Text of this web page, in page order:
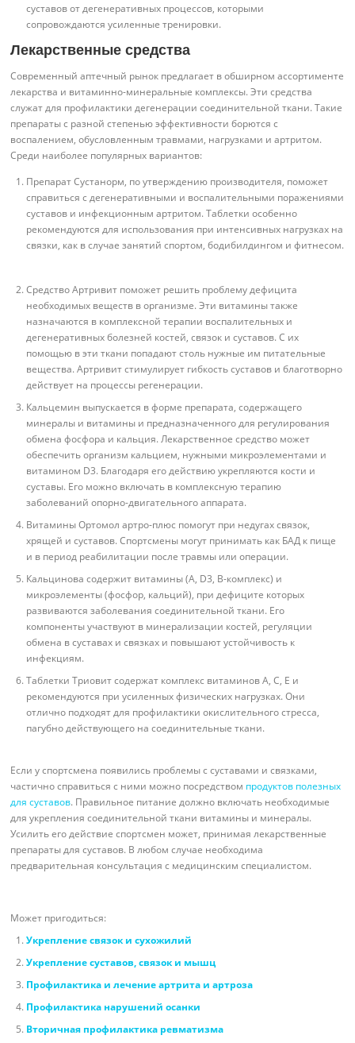
суставов от дегенеративных процессов, которыми
сопровождаются усиленные тренировки.
Лекарственные средства
Современный аптечный рынок предлагает в обширном ассортименте
лекарства и витаминно-минеральные комплексы. Эти средства
служат для профилактики дегенерации соединительной ткани. Такие
препараты с разной степенью эффективности борются с
воспалением, обусловленным травмами, нагрузками и артритом.
Среди наиболее популярных вариантов:
Препарат Сустанорм, по утверждению производителя, поможет
справиться с дегенеративными и воспалительными поражениями
суставов и инфекционным артритом. Таблетки особенно
рекомендуются для использования при интенсивных нагрузках на
связки, как в случае занятий спортом, бодибилдингом и фитнесом.
Средство Артривит поможет решить проблему дефицита
необходимых веществ в организме. Эти витамины также
назначаются в комплексной терапии воспалительных и
дегенеративных болезней костей, связок и суставов. С их
помощью в эти ткани попадают столь нужные им питательные
вещества. Артривит стимулирует гибкость суставов и благотворно
действует на процессы регенерации.
Кальцемин выпускается в форме препарата, содержащего
минералы и витамины и предназначенного для регулирования
обмена фосфора и кальция. Лекарственное средство может
обеспечить организм кальцием, нужными микроэлементами и
витамином D3. Благодаря его действию укрепляются кости и
суставы. Его можно включать в комплексную терапию
заболеваний опорно-двигательного аппарата.
Витамины Ортомол артро-плюс помогут при недугах связок,
хрящей и суставов. Спортсмены могут принимать как БАД к пище
и в период реабилитации после травмы или операции.
Кальцинова содержит витамины (A, D3, B-комплекс) и
микроэлементы (фосфор, кальций), при дефиците которых
развиваются заболевания соединительной ткани. Его
компоненты участвуют в минерализации костей, регуляции
обмена в суставах и связках и повышают устойчивость к
инфекциям.
Таблетки Триовит содержат комплекс витаминов A, C, E и
рекомендуются при усиленных физических нагрузках. Они
отлично подходят для профилактики окислительного стресса,
пагубно действующего на соединительные ткани.
Если у спортсмена появились проблемы с суставами и связками,
частично справиться с ними можно посредством продуктов полезных
для суставов. Правильное питание должно включать необходимые
для укрепления соединительной ткани витамины и минералы.
Усилить его действие спортсмен может, принимая лекарственные
препараты для суставов. В любом случае необходима
предварительная консультация с медицинским специалистом.
Может пригодиться:
Укрепление связок и сухожилий
Укрепление суставов, связок и мышц
Профилактика и лечение артрита и артроза
Профилактика нарушений осанки
Вторичная профилактика ревматизма